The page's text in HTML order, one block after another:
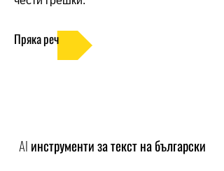
Пряка реч
AI инструменти за текст на български